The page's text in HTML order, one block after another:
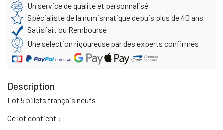
Un service de qualité et personnalisé
Spécialiste de la numismatique depuis plus de 40 ans
Satisfait ou Remboursé
Une sélection rigoureuse par des experts confirmés
Description
Lot 5 billets français neufs
Ce lot contient :